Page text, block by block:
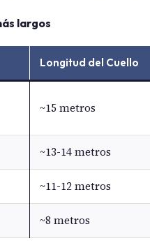
largos
Longitud del Cuello
~15 metros
~13-14 metros
~11-12 metros
~8 metros